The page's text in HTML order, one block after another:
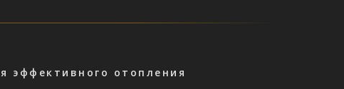
эффективного отопления